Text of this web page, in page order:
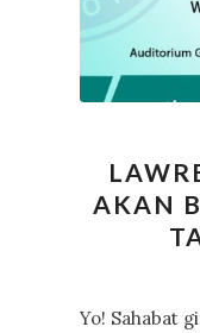
AKAN
Yo! Sahabat